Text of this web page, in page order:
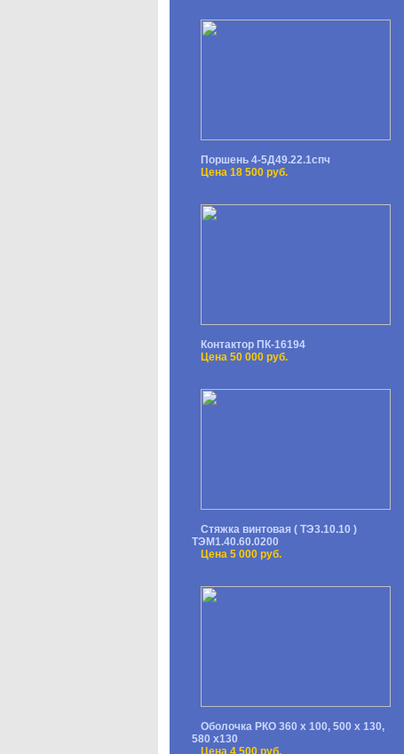
Поршень 4-5Д49.22.1спч
Цена 18 500 руб.
Контактор ПК-16194
Цена 50 000 руб.
Стяжка винтовая ( ТЭ3.10.10 )
ТЭМ1.40.60.0200
Цена 5 000 руб.
Оболочка РКО 360 х 100, 500 х 130,
580 х130
Цена 4 500 руб.